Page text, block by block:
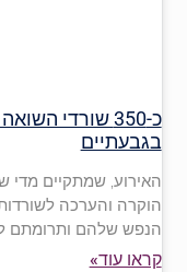
כ-350 שורדי
בגבעתיים
האירוע, שמתקיים מדי
הוקרה והערכה
הנפש שלהם ותרומתם
קראו עוד»